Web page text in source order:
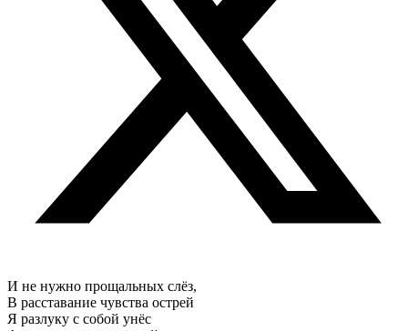
И не нужно прощальных слёз,
В расставание чувства острей
Я разлуку с собой унёс